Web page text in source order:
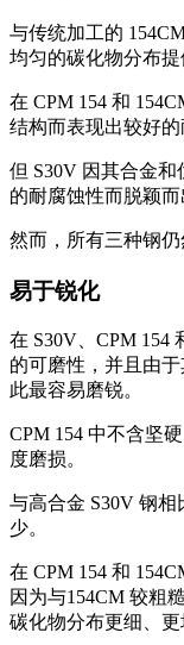
与传统加工的
均匀的碳化物分布提
在 CPM 154 和
结构而表现出较好的
但 S30V 因其合金
的耐腐蚀性而脱颖而
然而，所有三种钢
易于锐化
在 S30V、CPM 154
的可磨性，并且由
此最容易磨锐。
CPM 154 中不含坚
度磨损。
与高合金 S30V 钢
少。
在 CPM 154 和
因为与154CM 较粗
碳化物分布更细、更